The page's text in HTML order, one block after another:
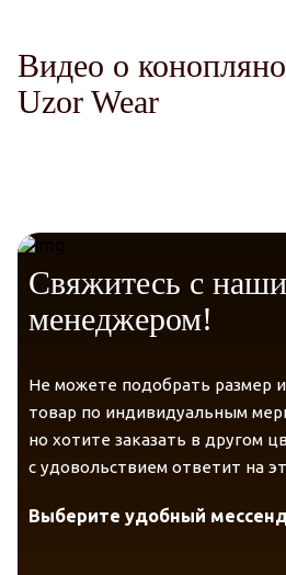
Гигиена.
Долговечность.
Универсальный фасон.
Гарантия качества и
Messenger
Видео о
Uzor Wear
Свяжитесь с
менеджером!
Не можете подобрать размер
товар по индивидуальным
но хотите заказать в другом
с удовольствием ответит на
Выберите удобный